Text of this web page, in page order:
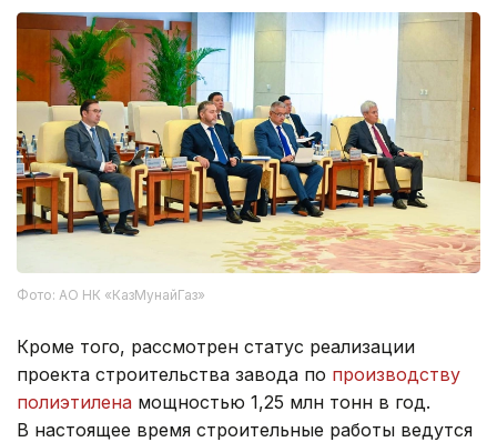
Фото: АО НК «КазМунайГаз»
Кроме того, рассмотрен статус реализации
проекта строительства завода по производству
полиэтилена мощностью 1,25 млн тонн в год.
В настоящее время строительные работы ведутся